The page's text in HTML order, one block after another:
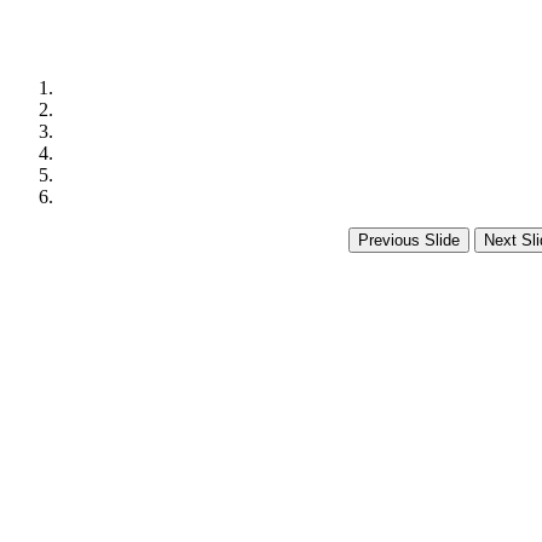
Previous Slide Next